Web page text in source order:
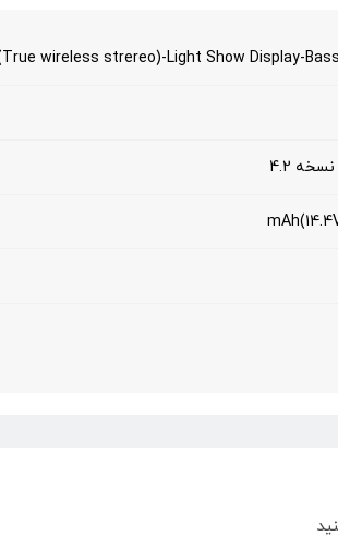
wireless strereo)-Light Show Display-
4.2